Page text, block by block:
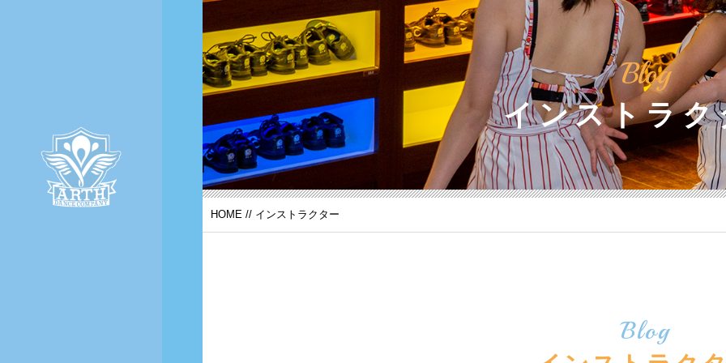
Blog
インストラク
HOME // インストラクター
Blog